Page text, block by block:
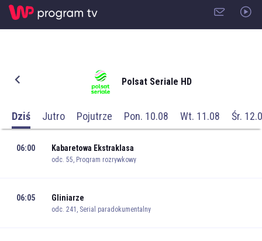
Polsat Seriale HD
Dziś Jutro Pojutrze Pon. 10.08 Wt. 11.08 Śr.
06:00 Kabaretowa Ekstraklasa
odc. 55, Program rozrywkowy
06:05 Gliniarze
odc. 241, Serial paradokumentalny